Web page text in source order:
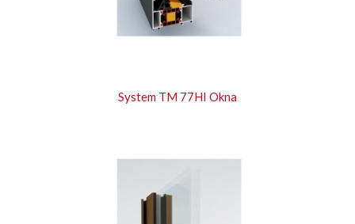
System TM 77HI Okna